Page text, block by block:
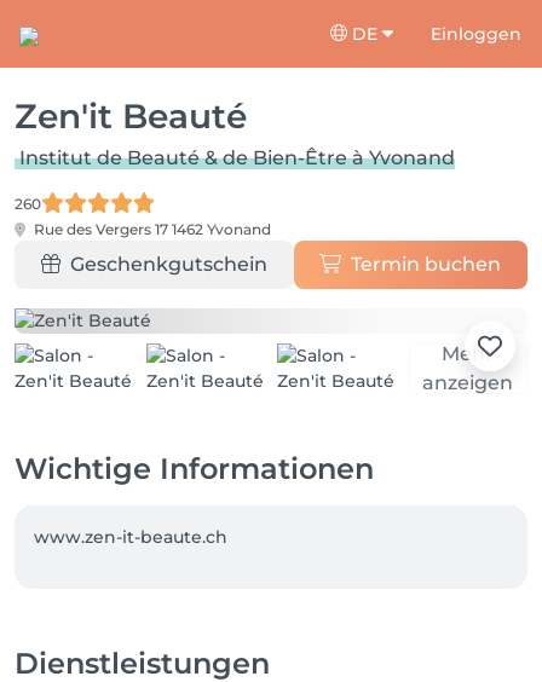
DE Einloggen
Zen'it Beauté
Institut de Beauté & de Bien-Être à Yvonand
260
Rue des Vergers 17 1462 Yvonand
Geschenkgutschein Termin buchen
Mehr
anzeigen
Wichtige Informationen
www.zen-it-beaute.ch
Dienstleistungen